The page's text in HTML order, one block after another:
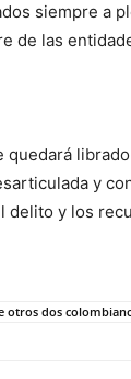
siempre a
de las
y
delito y los
otros dos